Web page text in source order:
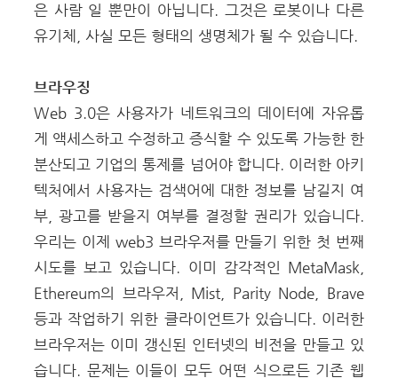
은 사람 일 뿐만이 아닙니다. 그것은 로봇이나 다른
유기체, 사실 모든 형태의 생명체가 될 수 있습니다.
브라우징
Web 3.0은 사용자가 네트워크의 데이터에 자유롭
게 액세스하고 수정하고 증식할 수 있도록 가능한 한
분산되고 기업의 통제를 넘어야 합니다. 이러한 아키
텍처에서 사용자는 검색어에 대한 정보를 남길지 여
부, 광고를 받을지 여부를 결정할 권리가 있습니다.
우리는 이제 web3 브라우저를 만들기 위한 첫 번째
시도를 보고 있습니다. 이미 감각적인 MetaMask,
Ethereum의 브라우저, Mist, Parity Node, Brave
등과 작업하기 위한 클라이언트가 있습니다. 이러한
브라우저는 이미 갱신된 인터넷의 비전을 만들고 있
습니다. 문제는 이들이 모두 어떤 식으로든 기존 웹